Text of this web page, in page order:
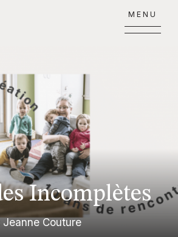
MENU
Incomplètes
Jeanne Couture